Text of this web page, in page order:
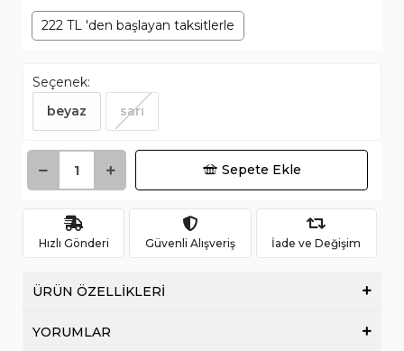
222 TL 'den başlayan taksitlerle
Seçenek:
beyaz
sarı
Sepete Ekle
Hızlı Gönderi Güvenli Alışveriş İade ve Değişim
ÜRÜN ÖZELLİKLERİ
YORUMLAR